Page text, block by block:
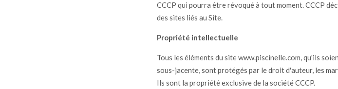
CCCP qui pourra être révoqué à tout moment. CCCP
des sites liés au Site.
Propriété intellectuelle
Tous les éléments du site www.piscinelle.com, qu'ils
sous-jacente, sont protégés par le droit d'auteur, les
Ils sont la propriété exclusive de la société CCCP.